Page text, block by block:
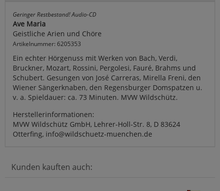
Geringer Restbestand! Audio-CD
Ave Maria
Geistliche Arien und Chöre
Artikelnummer: 6205353
Ein echter Hörgenuss mit Werken von Bach, Verdi,
Bruckner, Mozart, Rossini, Pergolesi, Fauré, Brahms und
Schubert. Gesungen von José Carreras, Mirella Freni, den
Wiener Sängerknaben, den Regensburger Domspatzen u.
v. a. Spieldauer: ca. 73 Minuten. MVW Wildschütz.
Herstellerinformationen:
MVW Wildschütz GmbH, Lehrer-Holl-Str. 8, D 83624
Otterfing, info@wildschuetz-muenchen.de
Kunden kauften auch: